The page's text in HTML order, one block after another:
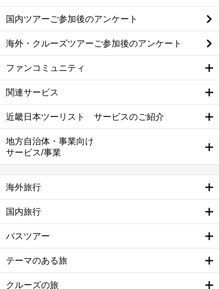
国内ツアーご参加後のアンケート
海外・クルーズツアーご参加後のアンケート
ファンコミュニティ
関連サービス
近畿日本ツーリスト サービスのご紹介
地方自治体・事業向け
サービス/事業
海外旅行
国内旅行
バスツアー
テーマのある旅
クルーズの旅